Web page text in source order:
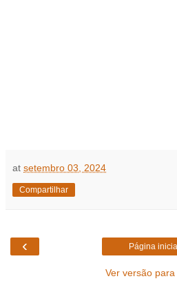
at setembro 03, 2024
Compartilhar
‹ Página
Ver versão